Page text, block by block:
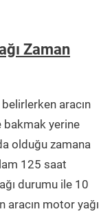
Zaman
belirlerken aracın
bakmak yerine
olduğu zamana
125 saat
durumu ile 10
aracın motor yağı